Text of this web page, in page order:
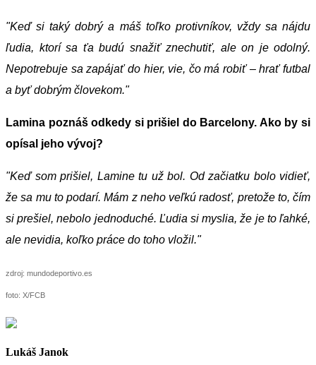
"Keď si taký dobrý a máš toľko protivníkov, vždy sa nájdu
ľudia, ktorí sa ťa budú snažiť znechutiť, ale on je odolný.
Nepotrebuje sa zapájať do hier, vie, čo má robiť – hrať futbal
a byť dobrým človekom."
Lamina poznáš odkedy si prišiel do Barcelony. Ako by si
opísal jeho vývoj?
"Keď som prišiel, Lamine tu už bol. Od začiatku bolo vidieť,
že sa mu to podarí. Mám z neho veľkú radosť, pretože to, čím
si prešiel, nebolo jednoduché. Ľudia si myslia, že je to ľahké,
ale nevidia, koľko práce do toho vložil."
zdroj: mundodeportivo.es
foto: X/FCB
Lukáš Janok